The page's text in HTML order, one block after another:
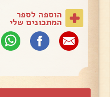
הוספה לספר
המתכונים שלי